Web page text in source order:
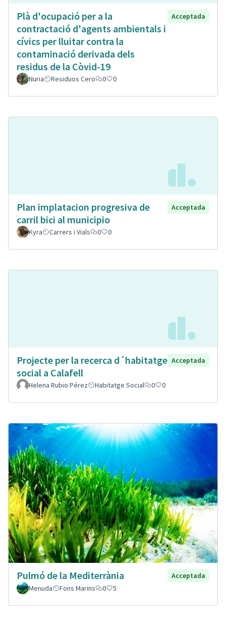
Plà d'ocupació per a la
contractació d'agents ambientals i
cívics per lluitar contra la
contaminació derivada dels
residus de la Còvid-19
Acceptada
Nuria Residuos Cero 0 0
Plan implatacion progresiva de
carril bici al municipio
Acceptada
Kyra Carrers i Vials 0 0
Projecte per la recerca d´habitatge
social a Calafell
Acceptada
Helena Rubio Pérez Habitatge Social 0 0
Pulmó de la Mediterrània
Acceptada
Menuda
Fons Marins 0 5